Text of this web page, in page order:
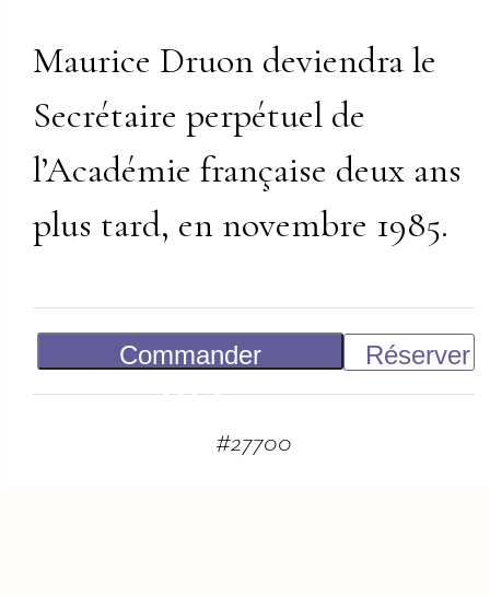
Maurice Druon deviendra le
Secrétaire perpétuel de
l’Académie française deux ans
plus tard, en novembre 1985.
Commander
Réserver
#27700